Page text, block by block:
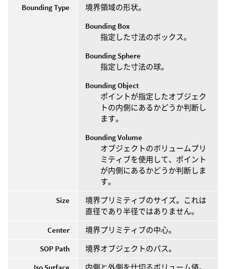
Bounding Type
境界領域の形状。
Bounding Box
指定した寸法のボックス。
Bounding Sphere
指定した寸法の球。
Bounding Object
ポイントが指定したオブジェク
トの内側にあるかどうか判断し
ます。
Bounding Volume
オブジェクトのボリュームプリ
ミティブを使用して、ポイント
が内側にあるかどうか判断しま
す。
Size
境界プリミティブのサイズ。これは
直径であり半径ではありません。
Center
境界プリミティブの中心。
SOP Path
境界オブジェクトのパス。